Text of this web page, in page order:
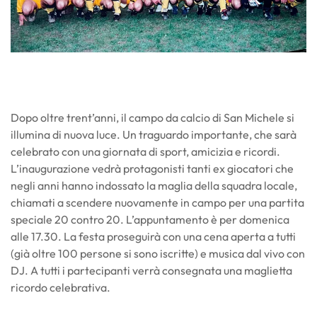
Dopo oltre trent’anni, il campo da calcio di San Michele si
illumina di nuova luce. Un traguardo importante, che sarà
celebrato con una giornata di sport, amicizia e ricordi.
L’inaugurazione vedrà protagonisti tanti ex giocatori che
negli anni hanno indossato la maglia della squadra locale,
chiamati a scendere nuovamente in campo per una partita
speciale 20 contro 20. L’appuntamento è per domenica
alle 17.30. La festa proseguirà con una cena aperta a tutti
(già oltre 100 persone si sono iscritte) e musica dal vivo con
DJ. A tutti i partecipanti verrà consegnata una maglietta
ricordo celebrativa.